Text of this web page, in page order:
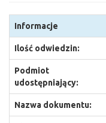
Informacje
Ilość odwiedzin:
Podmiot
udostępniający:
Nazwa dokumentu: